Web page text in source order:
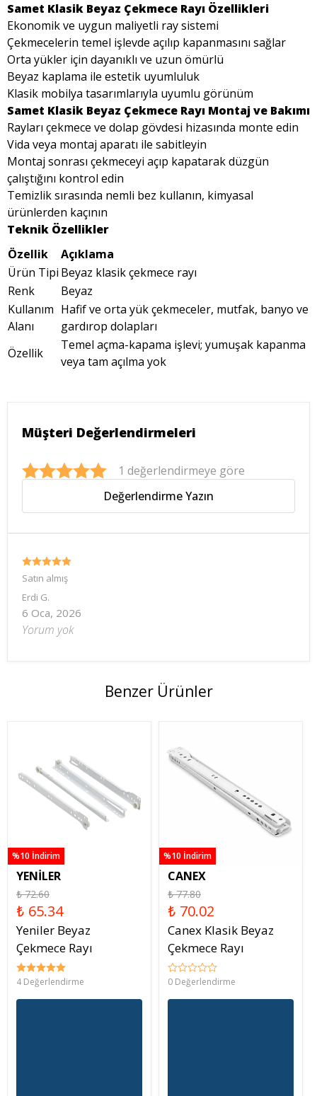
Samet Klasik Beyaz Çekmece Rayı Özellikleri
Ekonomik ve uygun maliyetli ray sistemi
Çekmecelerin temel işlevde açılıp kapanmasını sağlar
Orta yükler için dayanıklı ve uzun ömürlü
Beyaz kaplama ile estetik uyumluluk
Klasik mobilya tasarımlarıyla uyumlu görünüm
Samet Klasik Beyaz Çekmece Rayı Montaj ve Bakımı
Rayları çekmece ve dolap gövdesi hizasında monte edin
Vida veya montaj aparatı ile sabitleyin
Montaj sonrası çekmeceyi açıp kapatarak düzgün
çalıştığını kontrol edin
Temizlik sırasında nemli bez kullanın, kimyasal
ürünlerden kaçının
Teknik Özellikler
Özellik
Açıklama
Ürün Tipi Beyaz klasik çekmece rayı
Renk
Beyaz
Kullanım
Alanı
Hafif ve orta yük çekmeceler, mutfak, banyo ve
gardırop dolapları
Özellik
Temel açma-kapama işlevi; yumuşak kapanma
veya tam açılma yok
Müşteri Değerlendirmeleri
1 değerlendirmeye göre
Değerlendirme Yazın
Satın almış
Erdi G.
6 Oca, 2026
Yorum yok
Benzer Ürünler
%10 İndirim
YENİLER
₺ 72.60
₺ 65.34
Yeniler Beyaz
Çekmece Rayı
4 Değerlendirme
%10 İndirim
CANEX
₺ 77.80
₺ 70.02
Canex Klasik Beyaz
Çekmece Rayı
0 Değerlendirme